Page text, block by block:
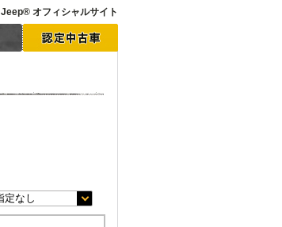
Jeep® オフィシャルサイト